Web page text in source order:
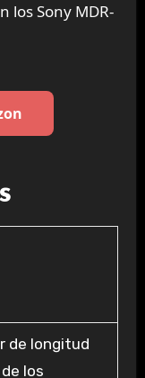
los Sony MDR-
de longitud
los